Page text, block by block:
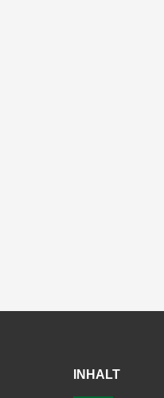
INHALT